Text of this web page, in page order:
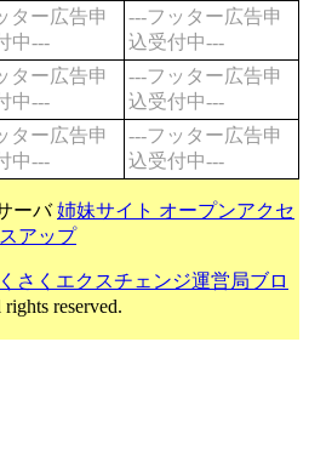
ター広告申
中---
---フッター広告申
込受付中---
ター広告申
中---
---フッター広告申
込受付中---
ター広告申
中---
---フッター広告申
込受付中---
ーバ 姉妹サイト オープンアクセ
スアップ
さくエクスチェンジ運営局ブロ
reserved.